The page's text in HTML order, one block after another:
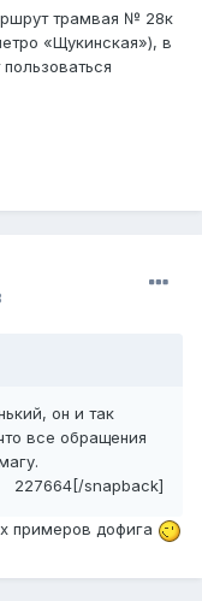
трамвая № 28к
«Щукинская»), в
он и так
все обращения
227664[/snapback]
примеров дофига